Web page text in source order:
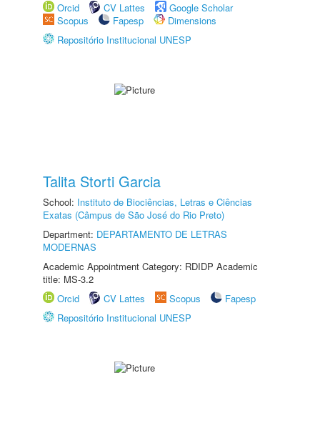
Orcid
CV Lattes
Google Scholar
Scopus
Fapesp
Dimensions
Repositório Institucional UNESP
Talita Storti Garcia
School: Instituto de Biociências, Letras e Ciências
Exatas (Câmpus de São José do Rio Preto)
Department: DEPARTAMENTO DE LETRAS
MODERNAS
Academic Appointment Category: RDIDP Academic
title: MS-3.2
Orcid
CV Lattes Scopus
Fapesp
Repositório Institucional UNESP